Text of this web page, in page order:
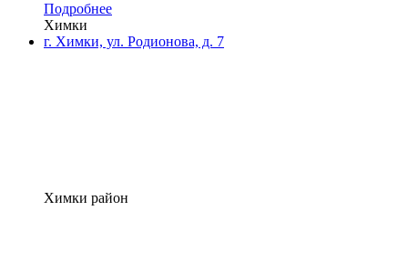
Подробнее
Химки
г. Химки, ул. Родионова, д. 7
Химки район